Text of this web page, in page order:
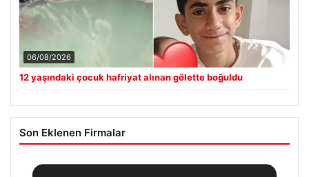
06/08/2026
12 yaşındaki çocuk hafriyat alınan gölette boğuldu
Son Eklenen Firmalar